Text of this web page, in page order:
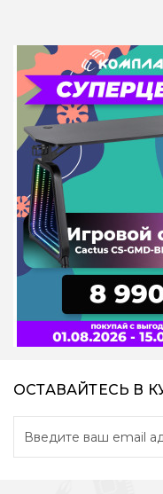
ОСТАВАЙТЕСЬ В